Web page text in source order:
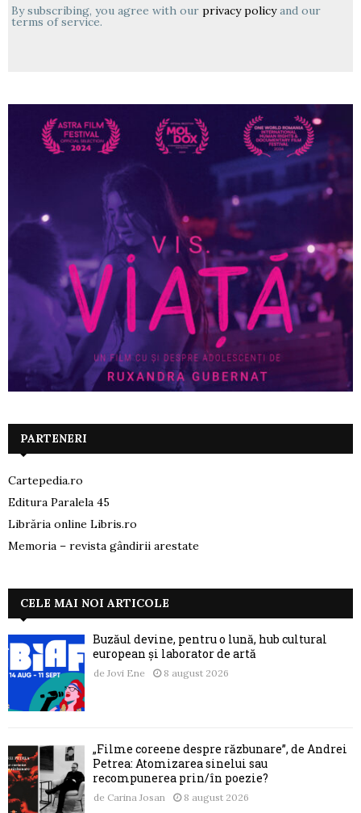
By subscribing, you agree with our privacy policyand our
terms of service.
PARTENERI
Cartepedia.ro
Editura Paralela 45
Librăria online Libris.ro
Memoria – revista gândirii arestate
CELE MAI NOI ARTICOLE
Buzăul devine, pentru o lună, hub cultural
european și laborator de artă
de Jovi Ene 8 august 2026
„Filme coreene despre răzbunare”, de Andrei
Petrea: Atomizarea sinelui sau
recompunerea prin/în poezie?
de Carina Josan 8 august 2026